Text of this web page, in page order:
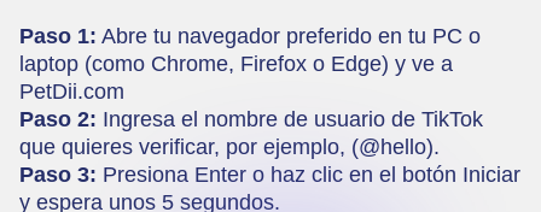
Paso 1: Abre tu navegador preferido en tu PC o
laptop (como Chrome, Firefox o Edge) y ve a
PetDii.com
Paso 2: Ingresa el nombre de usuario de TikTok
que quieres verificar, por ejemplo, (@hello).
Paso 3: Presiona Enter o haz clic en el botón Iniciar
y espera unos 5 segundos.